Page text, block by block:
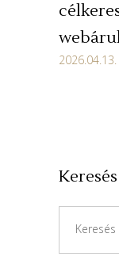
2026.04.13.
Keresés
for: